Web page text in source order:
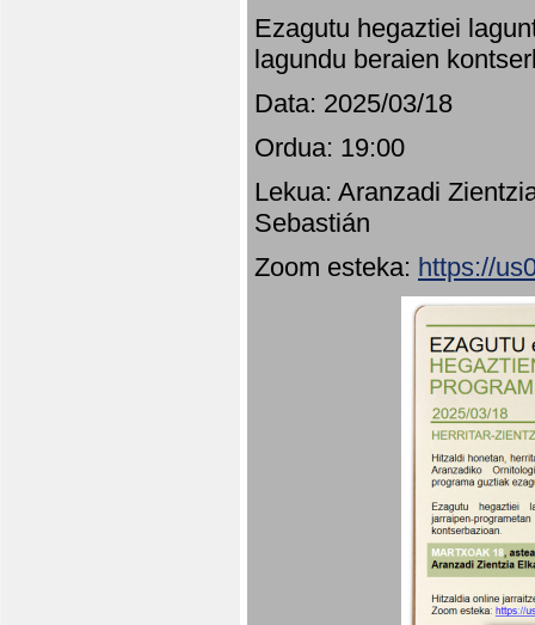
Ezagutu hegaztiei
lagundu beraien
Data: 2025/03/18
Ordua: 19:00
Lekua: Aranzadi
Sebastián
Zoom esteka: https://